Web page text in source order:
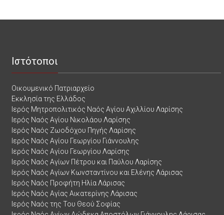
Ιστότοποι
Οικουμενικό Πατριαρχείο
Εκκλησία της Ελλάδος
Ιερός Μητροπολιτικός Ναός Αγίου Αχιλλίου Λαρίσης
Ιερός Ναός Αγίου Νικολάου Λαρίσης
Ιερός Ναός Ζωοδόχου Πηγής Λαρίσης
Ιερός Ναός Αγίου Γεωργίου Γιάννουλης
Ιερός Ναός Αγίου Γεωργίου Λαρίσης
Ιερός Ναός Αγίων Πέτρου και Παύλου Λαρίσης
Ιερός Ναός Αγίων Κωνσταντίνου και Ελένης Λάρισας
Ιερός Ναός Προφήτη Ηλία Λάρισας
Ιερός Ναός Αγίας Αικατερίνης Λάρισας
Ιερός Ναός της Του Θεού Σοφίας